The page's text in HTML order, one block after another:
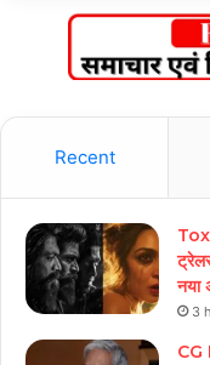
Recent
नया
3
CG